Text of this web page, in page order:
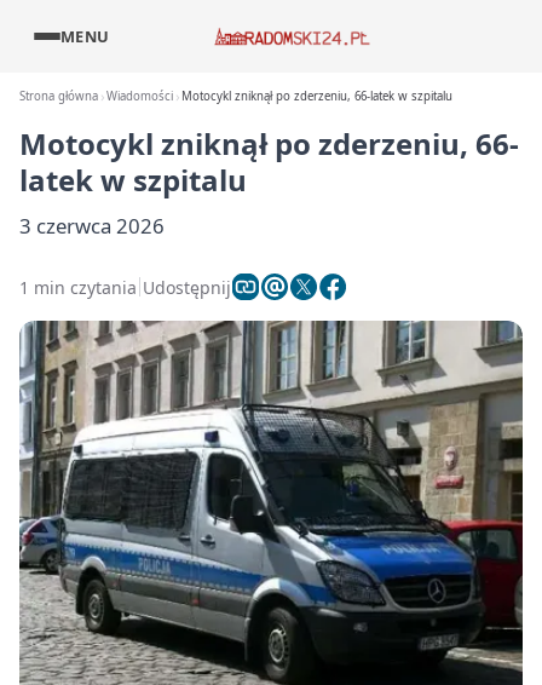
MENU
Strona główna Wiadomości Motocykl zniknął po zderzeniu, 66-latek w szpitalu
Motocykl zniknął po zderzeniu, 66-
latek w szpitalu
3 czerwca 2026
1 min czytania Udostępnij